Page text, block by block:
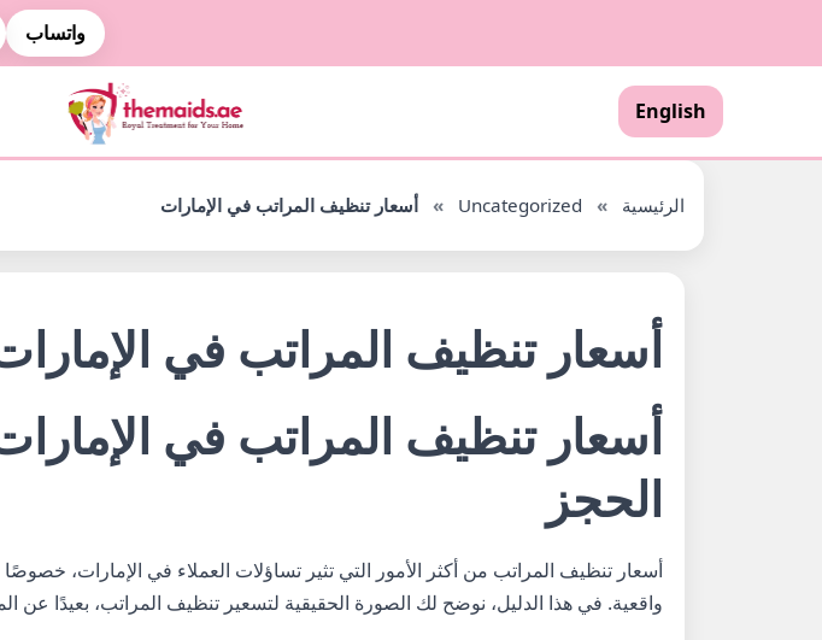
واتساب
English
الرئيسية »
Uncategorized
» أسعار تنظيف المراتب في الإمارات
أسعار تنظيف المراتب في
أسعار تنظيف المراتب في
الحجز
أسعار تنظيف المراتب من أكثر الأمور التي تثير تساؤلات العملاء في الإمارات،
واقعية. في هذا الدليل، نوضح لك الصورة الحقيقية لتسعير تنظيف المراتب، بعيدًا عن